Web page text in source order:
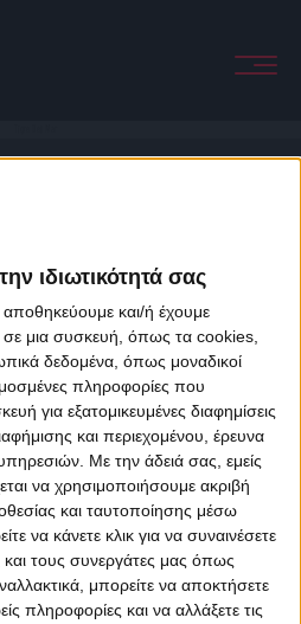
ιδιωτικότητά σας
αποθηκεύουμε και/ή έχουμε
μια συσκευή, όπως τα cookies,
δεδομένα, όπως μοναδικοί
πληροφορίες που
για εξατομικευμένες διαφημίσεις
και περιεχομένου, έρευνα
Με την άδειά σας, εμείς
να χρησιμοποιήσουμε ακριβή
και ταυτοποίησης μέσω
να κάνετε κλικ για να συναινέσετε
τους συνεργάτες μας όπως
μπορείτε να αποκτήσετε
πληροφορίες και να αλλάξετε τις
Terms & Conditions
Privacy Policy
porcupine colors&Fotis Alexandrou